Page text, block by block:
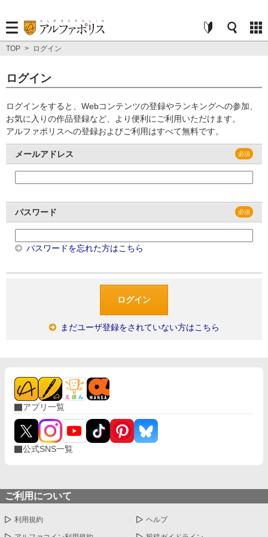
TOP > ログイン
ログイン
ログインをすると、Webコンテンツの登録やランキングへの参加、
お気に入りの作品登録など、より便利にご利用いただけます。
アルファポリスへの登録およびご利用はすべて無料です。
メールアドレス
パスワード
パスワードを忘れた方はこちら
まだユーザ登録をされていない方はこちら
アプリ一覧
公式SNS一覧
ご利用について
利用規約 ヘルプ